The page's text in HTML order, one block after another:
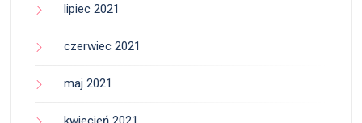
lipiec 2021
czerwiec 2021
maj 2021